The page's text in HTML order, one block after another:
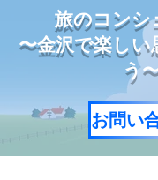
旅のコンシ
〜金沢で楽しい
う